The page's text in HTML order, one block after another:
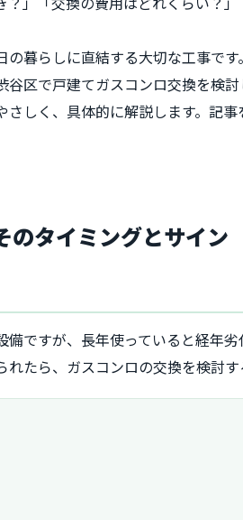
暮らしに直結する大切な工事で
区で戸建てガスコンロ交換を検討
さしく、具体的に解説します。記
のタイミングとサイン
ですが、長年使っていると経年
たら、ガスコンロの交換を検討す